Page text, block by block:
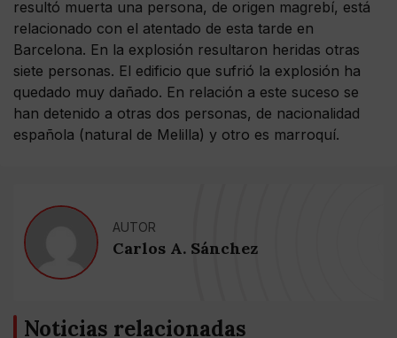
resultó muerta una persona, de origen magrebí, está
relacionado con el atentado de esta tarde en
Barcelona. En la explosión resultaron heridas otras
siete personas. El edificio que sufrió la explosión ha
quedado muy dañado. En relación a este suceso se
han detenido a otras dos personas, de nacionalidad
española (natural de Melilla) y otro es marroquí.
AUTOR
Carlos A. Sánchez
Noticias relacionadas